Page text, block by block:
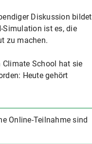
Diskussion bildet
Simulation ist es, die
zu machen.
Climate School hat sie
Heute gehört
Online-Teilnahme sind